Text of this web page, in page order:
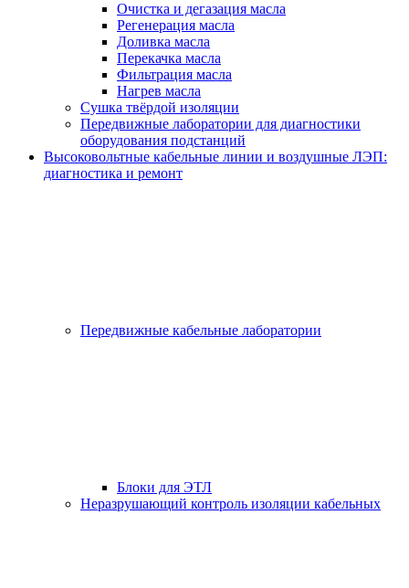
Очистка и дегазация масла
Регенерация масла
Доливка масла
Перекачка масла
Фильтрация масла
Нагрев масла
Сушка твёрдой изоляции
Передвижные лаборатории для диагностики
оборудования подстанций
Высоковольтные кабельные линии и воздушные ЛЭП:
диагностика и ремонт
Передвижные кабельные лаборатории
Блоки для ЭТЛ
Неразрушающий контроль изоляции кабельных